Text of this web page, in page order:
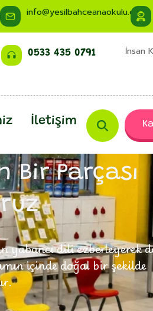
Kayıtlarımız Başladı!
info@yesilbahceanaokulu.com
0533 435 0791 İnsan
İletişim
Bir Parçası
yabancı dili ezberleyerek
içinde doğal bir şekilde